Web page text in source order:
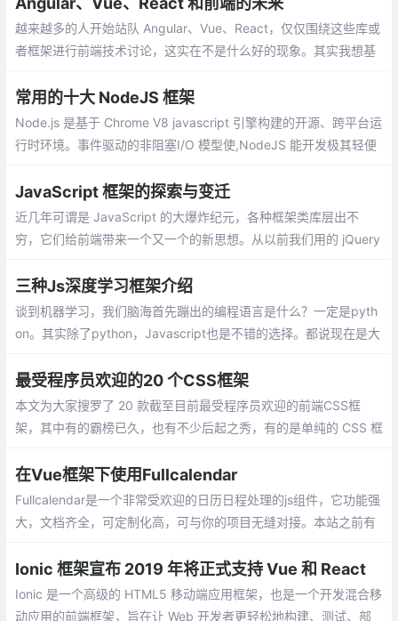
越来越多的人开始站队 Angular、Vue、React，仅仅围绕这些库或
者框架进行前端技术讨论，这实在不是什么好的现象。其实我想基
量，消除一些我个人认为的前端社区不太好的风气。
常用的十大 NodeJS 框架
Node.js 是基于 Chrome V8 javascript 引擎构建的开源、跨平台运
行时环境。事件驱动的非阻塞I/O 模型使,NodeJS 能开发极其轻便
JavaScript 框架的探索与变迁
近几年可谓是 JavaScript 的大爆炸纪元，各种框架类库层出不
穷，它们给前端带来一个又一个的新思想。从以前我们用的 jQuery
Ember.js、AngularJS 数据绑定的理念，再到现在的 React、Vue
虚拟 DOM 的思想。
三种Js深度学习框架介绍
谈到机器学习，我们脑海首先蹦出的编程语言是什么？一定是pyth
on。其实除了python，Javascript也是不错的选择。都说现在是大
最受程序员欢迎的20 个CSS框架
本文为大家搜罗了 20 款截至目前最受程序员欢迎的前端CSS框
架，其中有的霸榜已久，也有不少后起之秀，有的是单纯的 CSS 框
在Vue框架下使用Fullcalendar
Fullcalendar是一个非常受欢迎的日历日程处理的js组件，它功能强
大，文档齐全，可定制化高，可与你的项目无缝对接。本站之前有
在Vue框架下使用Fullcalendar。
Ionic 框架宣布 2019 年将正式支持 Vue 和 React
Ionic 是一个高级的 HTML5 移动端应用框架，也是一个开发混合移
动应用的前端框架，旨在让 Web 开发者更轻松地构建、测试、部